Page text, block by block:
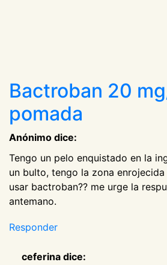
Bactroban 20
pomada
Anónimo dice:
Tengo un pelo enquistado en la
un bulto, tengo la zona
usar bactroban?? me urge la
antemano.
Responder
ceferina dice: